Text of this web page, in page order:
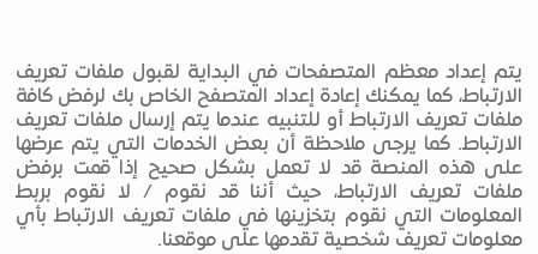
يتم إعداد معظم المتصفحات في البداية لقبول ملفات تعريف
الارتباط، كما يمكنك إعادة إعداد المتصفح الخاص بك لرفض كافة
ملفات تعريف الارتباط أو للتنبيه عندما يتم إرسال ملفات تعريف
الارتباط. كما يرجى ملاحظة أن بعض الخدمات التي يتم عرضها
على هذه المنصة قد لا تعمل بشكل صحيح إذا قمت برفض
ملفات تعريف الارتباط، حيث أننا قد نقوم / لا نقوم بربط
المعلومات التي نقوم بتخزينها في ملفات تعريف الارتباط بأي
معلومات تعريف شخصية تقدمها على موقعنا.